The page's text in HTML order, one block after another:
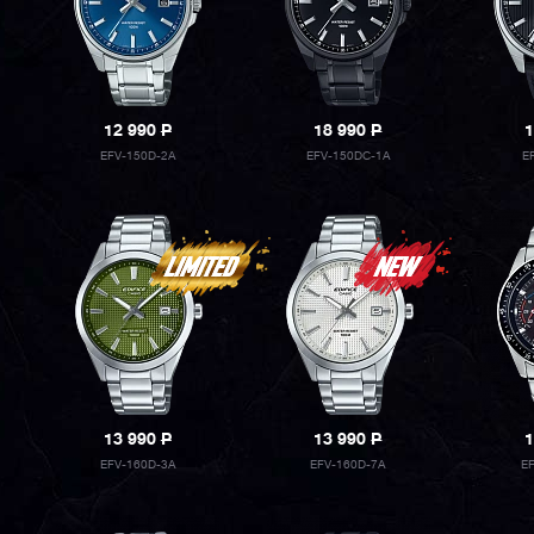
12 990P
EFV-150D-2A
18 990P
EFV-150DC-1A
13 990P
EFV-160D-3A
13 990P
EFV-160D-7A